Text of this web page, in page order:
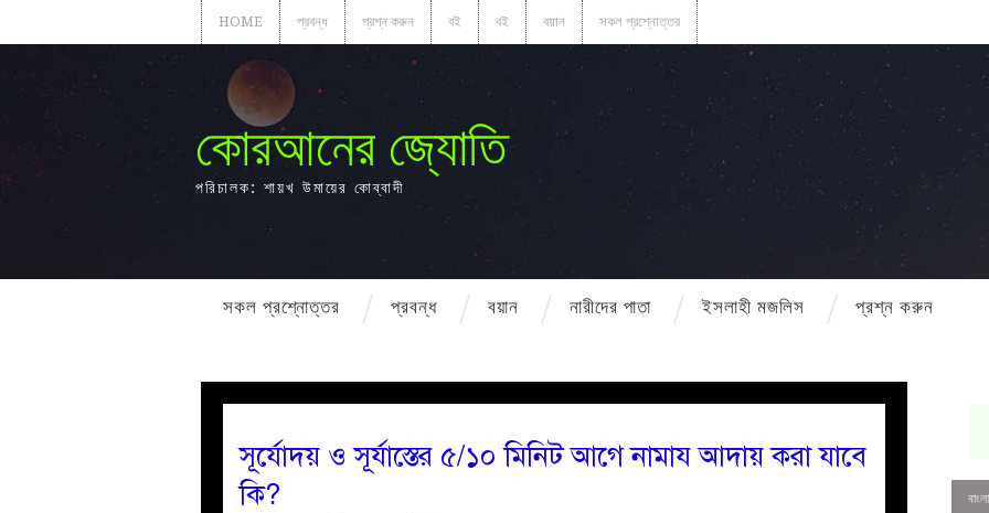
HOME প্রবন্ধ প্রশ্ন করুন বই বই বয়ান সকল প্রশ্নোত্তর
কোরআনের জ্যোতি
পরিচালক: শায়খ উমায়ের কোব্বাদী
সকল প্রশ্নোত্তর প্রবন্ধ বয়ান নারীদের পাতা ইসলাহী মজলিস প্রশ্ন করুন
সূর্যোদয় ও সূর্যাস্তের ৫/১০ মিনিট আগে নামায আদায় করা যাবে
কি?